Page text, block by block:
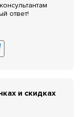
ответ!
и скидках